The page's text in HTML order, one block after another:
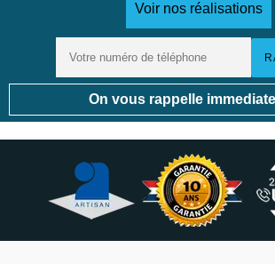
Voir nos réalisations
On vous rappelle